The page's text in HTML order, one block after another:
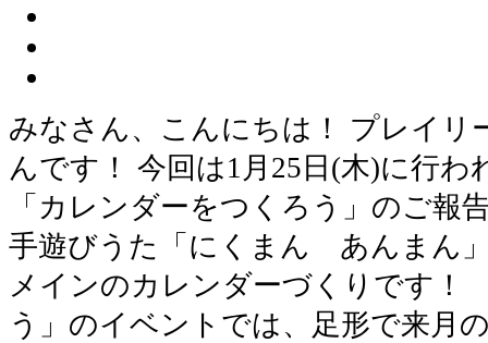
みなさん、こんにちは！ プレイリ
んです！ 今回は1月25日(木)に行
「カレンダーをつくろう」のご報
手遊びうた「にくまん あんまん
メインのカレンダーづくりです！
う」のイベントでは、足形で来月